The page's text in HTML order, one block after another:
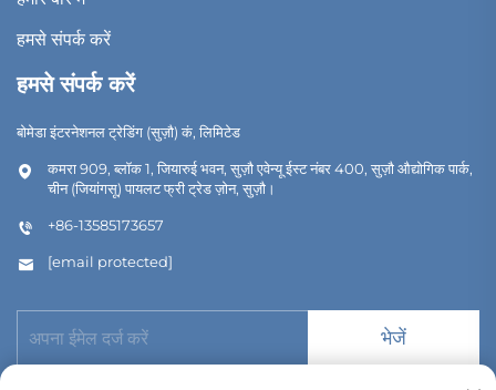
हमसे संपर्क करें
हमसे संपर्क करें
बोमेडा इंटरनेशनल ट्रेडिंग (सुज़ौ) कं, लिमिटेड
कमरा 909, ब्लॉक 1, जियारुई भवन, सुज़ौ एवेन्यू ईस्ट नंबर 400, सुज़ौ औद्योगिक पार्क,
चीन (जियांगसू) पायलट फ्री ट्रेड ज़ोन, सुज़ौ।
+86-13585173657
[email protected]
भेजें